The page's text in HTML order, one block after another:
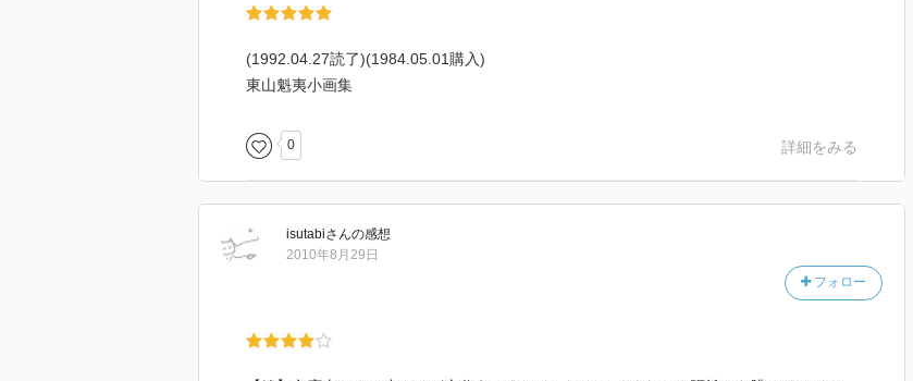
(1992.04.27読了)(1984.05.01購入)
東山魁夷小画集
0 詳細をみる
isutabiさんの感想
フォロー
2010年8月29日